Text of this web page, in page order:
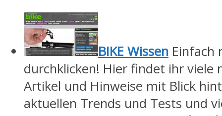
BIKE Wissen Einfach
durchklicken! Hier findet ihr viele
Artikel und Hinweise mit Blick
aktuellen Trends und Tests und